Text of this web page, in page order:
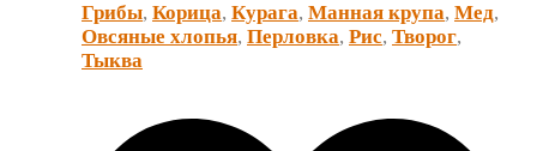
Грибы, Корица, Курага, Манная крупа, Мед,
Овсяные хлопья, Перловка, Рис, Творог,
Тыква